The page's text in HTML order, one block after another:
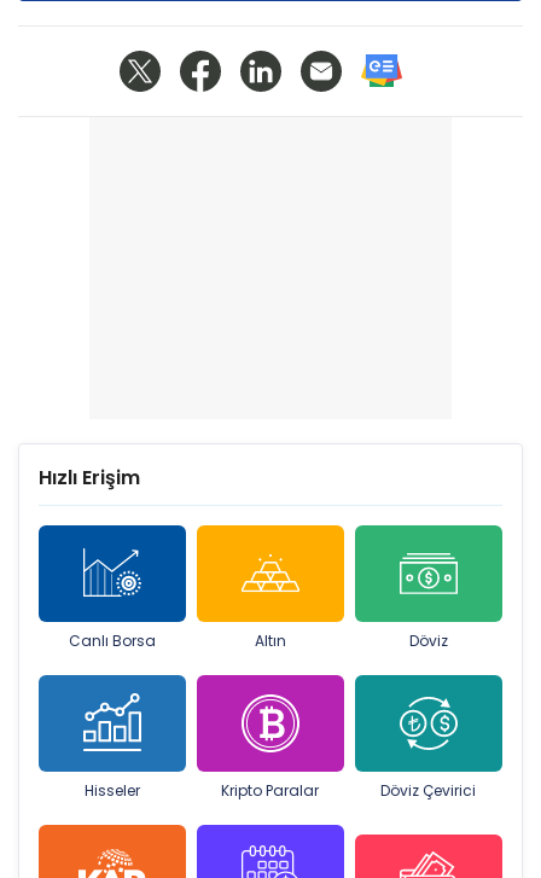
Hızlı Erişim
Canlı Borsa Altın Döviz
Hisseler Kripto Paralar Döviz Çevirici